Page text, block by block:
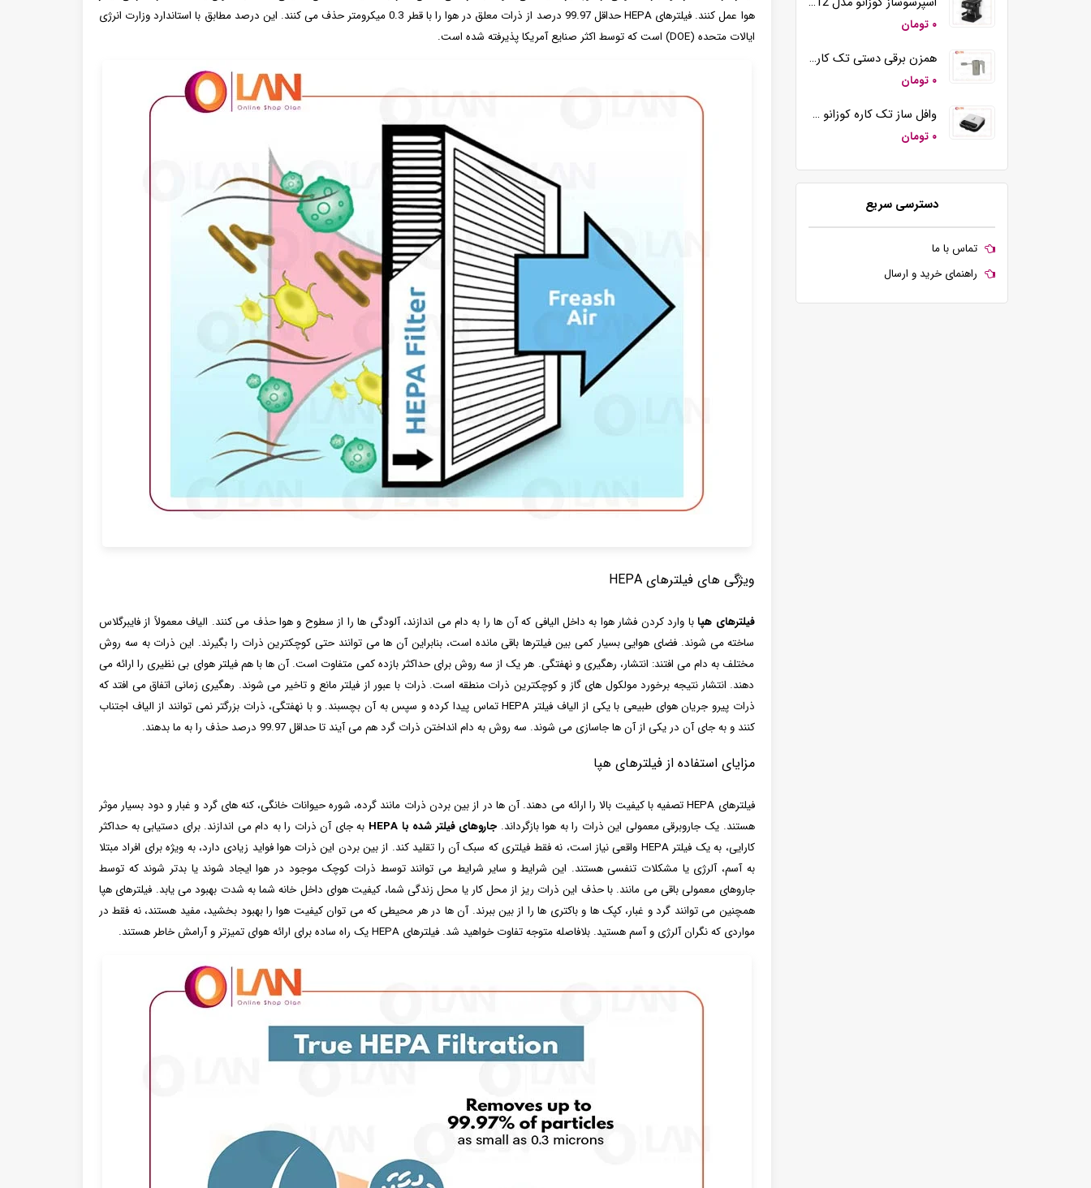
هوا عمل کنند. فیلترهای HEPA حداقل 99.97 درصد از ذرات معلق در هوا را با قطر 0.3 میکرومتر حذف می کنند. این درصد مطابق با استاندارد وزارت انرژی
ایالات متحده (DOE) است که توسط اکثر صنایع آمریکا پذیرفته شده است.
ویژگی های فیلترهای HEPA
فیلترهای هپابا وارد کردن فشار هوا به داخل الیافی که آن ها را به دام می اندازند، آلودگی ها را از سطوح و هوا حذف می کنند. الیاف معمولاً از فایبرگلاس
ساخته می شوند. فضای هوایی بسیار کمی بین فیلترها باقی مانده است، بنابراین آن ها می توانند حتی کوچکترین ذرات را بگیرند. این ذرات به سه روش
مختلف به دام می افتند: انتشار، رهگیری و نهفتگی. هر یک از سه روش برای حداکثر بازده کمی متفاوت است. آن ها با هم فیلتر هوای بی نظیری را ارائه می
دهند. انتشار نتیجه برخورد مولکول های گاز و کوچکترین ذرات منطقه است. ذرات با عبور از فیلتر مانع و تاخیر می شوند. رهگیری زمانی اتفاق می افتد که
ذرات پیرو جریان هوای طبیعی با یکی از الیاف فیلتر HEPA تماس پیدا کرده و سپس به آن بچسبند. و با نهفتگی، ذرات بزرگتر نمی توانند از الیاف اجتناب
کنند و به جای آن در یکی از آن ها جاسازی می شوند. سه روش به دام انداختن ذرات گرد هم می آیند تا حداقل 99.97 درصد حذف را به ما بدهند.
مزایای استفاده از فیلترهای هپا
فیلترهای HEPA تصفیه با کیفیت بالا را ارائه می دهند. آن ها در از بین بردن ذرات مانند گرده، شوره حیوانات خانگی، کنه های گرد و غبار و دود بسیار موثر
هستند. یک جاروبرقی معمولی این ذرات را به هوا بازگرداند. جاروهای فیلتر شده با HEPA
به جای آن ذرات را به دام می اندازند. برای دستیابی به حداکثر
کارایی، به یک فیلتر HEPA واقعی نیاز است، نه فقط فیلتری که سبک آن را تقلید کند. از بین بردن این ذرات هوا فواید زیادی دارد، به ویژه برای افراد مبتلا
به آسم، آلرژی یا مشکلات تنفسی هستند. این شرایط و سایر شرایط می توانند توسط ذرات کوچک موجود در هوا ایجاد شوند یا بدتر شوند که توسط
جاروهای معمولی باقی می مانند. با حذف این ذرات ریز از محل کار یا محل زندگی شما، کیفیت هوای داخل خانه شما به شدت بهبود می یابد. فیلترهای هپا
همچنین می توانند گرد و غبار، کپک ها و باکتری ها را از بین ببرند. آن ها در هر محیطی که می توان کیفیت هوا را بهبود بخشید، مفید هستند، نه فقط در
مواردی که نگران آلرژی و آسم هستید. بلافاصله متوجه تفاوت خواهید شد. فیلترهای HEPA یک راه ساده برای ارائه هوای تمیزتر و آرامش خاطر هستند.
۰ تومان
همزن برقی دستی تک کاره کوزانو مدل HM212
۰ تومان
وافل ساز تک کاره کوزانو مدل KZ20
۰ تومان
دسترسی سریع
تماس با ما
راهنمای خرید و ارسال